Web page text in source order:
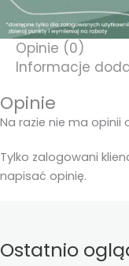
Opinie (0)
Informacje
Opinie
Na razie nie ma opinii
Tylko zalogowani
napisać opinię.
Ostatnio